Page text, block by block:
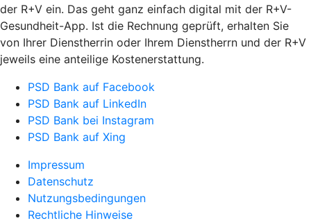
der R+V ein. Das geht ganz einfach digital mit der R+V-
Gesundheit-App. Ist die Rechnung geprüft, erhalten Sie
von Ihrer Dienstherrin oder Ihrem Dienstherrn und der R+V
jeweils eine anteilige Kostenerstattung.
PSD Bank auf Facebook
PSD Bank auf LinkedIn
PSD Bank bei Instagram
PSD Bank auf Xing
Impressum
Datenschutz
Nutzungsbedingungen
Rechtliche Hinweise